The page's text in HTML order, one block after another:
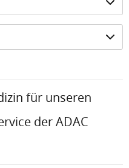
für unseren
der ADAC